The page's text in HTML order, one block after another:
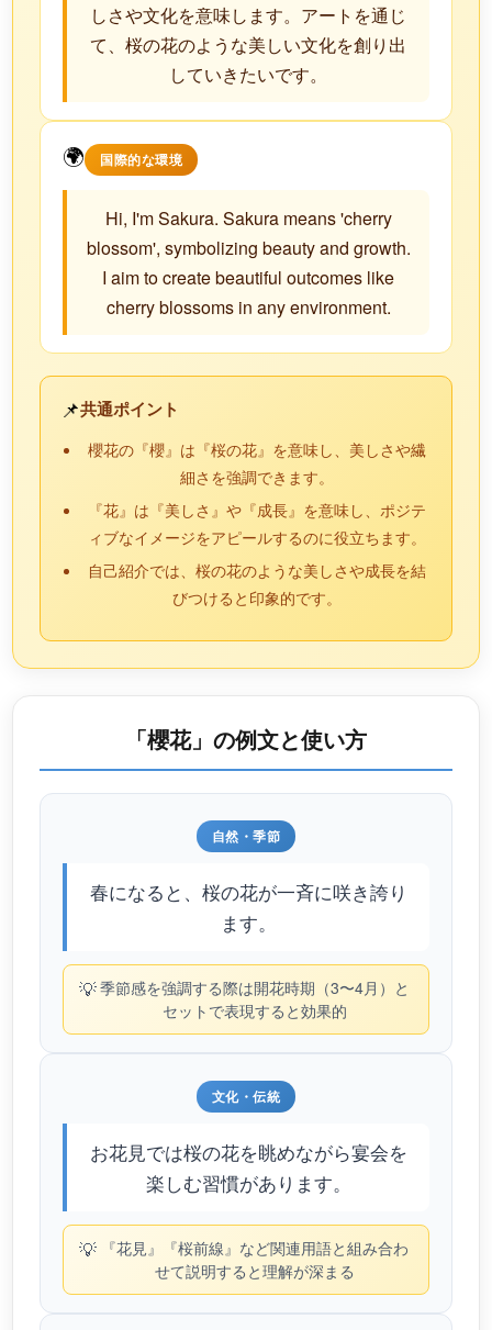
しさや文化を意味します。アートを通じ
て、桜の花のような美しい文化を創り出
していきたいです。
🌍 国際的な環境
Hi, I'm Sakura. Sakura means 'cherry
blossom', symbolizing beauty and growth.
I aim to create beautiful outcomes like
cherry blossoms in any environment.
📌共通ポイント
櫻花の『櫻』は『桜の花』を意味し、美しさや繊
細さを強調できます。
『花』は『美しさ』や『成長』を意味し、ポジテ
ィブなイメージをアピールするのに役立ちます。
自己紹介では、桜の花のような美しさや成長を結
びつけると印象的です。
「櫻花」の例文と使い方
自然・季節
春になると、桜の花が一斉に咲き誇り
ます。
💡季節感を強調する際は開花時期（3〜4月）と
セットで表現すると効果的
文化・伝統
お花見では桜の花を眺めながら宴会を
楽しむ習慣があります。
💡 『花見』『桜前線』など関連用語と組み合わ
せて説明すると理解が深まる